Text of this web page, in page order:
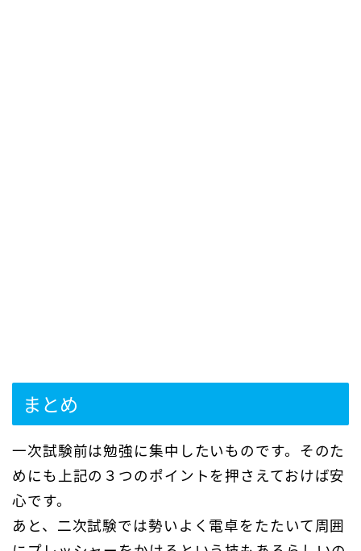
まとめ
一次試験前は勉強に集中したいものです。そのた
めにも上記の３つのポイントを押さえておけば安
心です。
あと、二次試験では勢いよく電卓をたたいて周囲